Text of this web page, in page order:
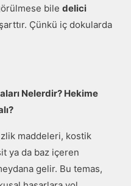
bile delici
Çünkü iç dokularda
Nelerdir? Hekime
maddeleri, kostik
ya da baz içeren
gelir. Bu temas,